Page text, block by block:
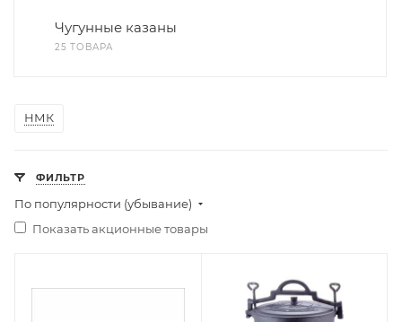
Чугунные казаны
25 ТОВАРА
НМК
ФИЛЬТР
По популярности (убывание)
Показать акционные товары
изготовления
Чугун